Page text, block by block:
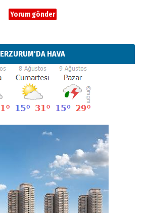
ERZURUM'DA HAVA